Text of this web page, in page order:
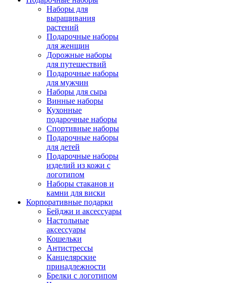
Наборы для
выращивания
растений
Подарочные наборы
для женщин
Дорожные наборы
для путешествий
Подарочные наборы
для мужчин
Наборы для сыра
Винные наборы
Кухонные
подарочные наборы
Спортивные наборы
Подарочные наборы
для детей
Подарочные наборы
изделий из кожи с
логотипом
Наборы стаканов и
камни для виски
Корпоративные подарки
Бейджи и аксессуары
Настольные
аксессуары
Кошельки
Антистрессы
Канцелярские
принадлежности
Брелки с логотипом